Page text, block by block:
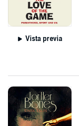
Vista previa